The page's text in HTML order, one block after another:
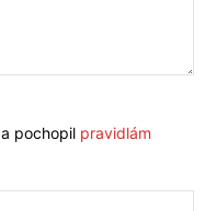
pochopil pravidlám